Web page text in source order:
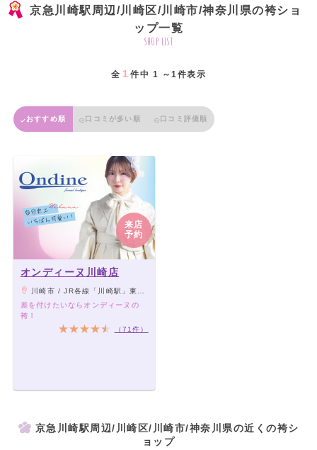
京急川崎駅周辺/川崎区/川崎市/神奈川県の袴ショ
ップ一覧
shop list
全 1 件中 1 ～1件表示
おすすめ順 口コミが多い順 口コミ評価順
来店
予約
オンディーヌ川崎店
川崎市 / JR各線「川崎駅」東口より徒歩2分、京浜急行「京急川崎駅」より徒歩5分
差を付けたいならオンディーヌの
袴！
（71件）
京急川崎駅周辺/川崎区/川崎市/神奈川県の近くの袴シ
ョップ